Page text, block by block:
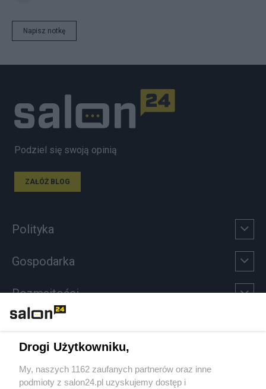
Napisz notkę
Podziel się swoją opinią
ZAŁÓŻ BLOG
Polityka
Gospodarka
Rozmaitości
Sport
Drogi Użytkowniku,
My, naszych 1162 zaufanych partnerów oraz inne
podmioty z salon24.pl uzyskujemy dostęp i